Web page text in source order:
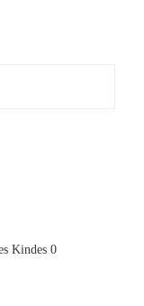
Kindes 0